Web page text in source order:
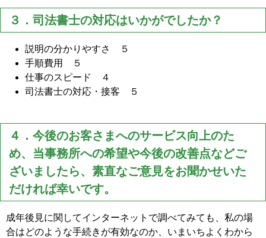
３．司法書士の対応はいかがでしたか？
説明の分かりやすさ ５
手順費用 ５
仕事のスピード ４
司法書士の対応・接客 ５
４．今後のお客さまへのサービス向上のた
め、当事務所への希望や今後の改善点などご
ざいましたら、素直なご意見をお聞かせいた
だければ幸いです。
成年後見に関してインターネットで調べてみても、私の場
合はどのような手続きが有効なのか、いまいちよくわから